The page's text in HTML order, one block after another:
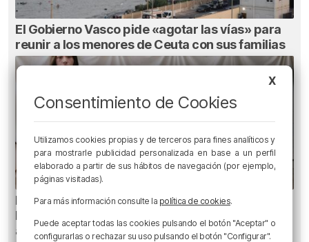
El Gobierno Vasco pide «agotar las vías» para
reunir a los menores de Ceuta con sus familias
Planes para este fin de semana en Bilbao,
Bizkaia y alrededores: del 30 de julio al 2 de
agosto
X
Consentimiento de Cookies
Utilizamos cookies propias y de terceros para fines analíticos y
para mostrarle publicidad personalizada en base a un perfil
elaborado a partir de sus hábitos de navegación (por ejemplo,
páginas visitadas).
Para más información consulte la política de cookies.
Puede aceptar todas las cookies pulsando el botón "Aceptar" o
configurarlas o rechazar su uso pulsando el botón "Configurar".